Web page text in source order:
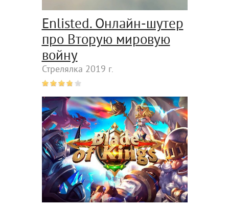
Enlisted. Онлайн-шутер
про Вторую мировую
войну
Стрелялка 2019 г.